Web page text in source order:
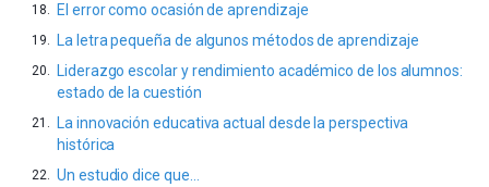
El error como ocasión de aprendizaje
La letra pequeña de algunos métodos de aprendizaje
Liderazgo escolar y rendimiento académico de los alumnos:
estado de la cuestión
La innovación educativa actual desde la perspectiva
histórica
Un estudio dice que…